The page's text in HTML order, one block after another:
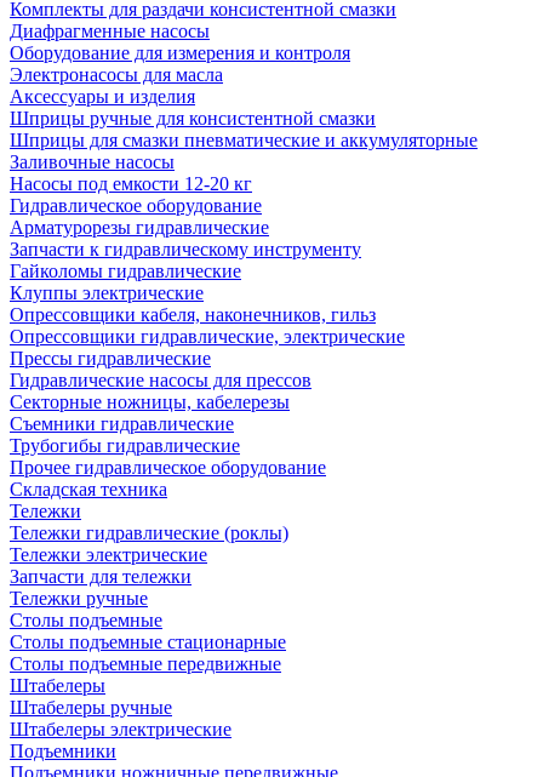
Комплекты для раздачи консистентной смазки
Диафрагменные насосы
Оборудование для измерения и контроля
Электронасосы для масла
Аксессуары и изделия
Шприцы ручные для консистентной смазки
Шприцы для смазки пневматические и аккумуляторные
Заливочные насосы
Насосы под емкости 12-20 кг
Гидравлическое оборудование
Арматурорезы гидравлические
Запчасти к гидравлическому инструменту
Гайколомы гидравлические
Клуппы электрические
Опрессовщики кабеля, наконечников, гильз
Опрессовщики гидравлические, электрические
Прессы гидравлические
Гидравлические насосы для прессов
Секторные ножницы, кабелерезы
Съемники гидравлические
Трубогибы гидравлические
Прочее гидравлическое оборудование
Складская техника
Тележки
Тележки гидравлические (роклы)
Тележки электрические
Запчасти для тележки
Тележки ручные
Столы подъемные
Столы подъемные стационарные
Столы подъемные передвижные
Штабелеры
Штабелеры ручные
Штабелеры электрические
Подъемники
Подъемники ножничные передвижные